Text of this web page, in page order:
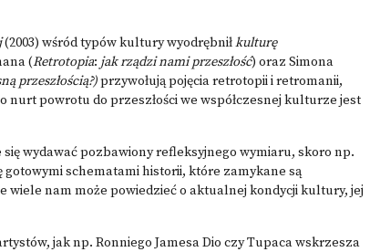
(2003) wśród typów kultury wyodrębniłkulturę
(Retrotopia: jak rządzi nami przeszłość) oraz Simona
przeszłością?)przywołują pojęcia retrotopii i retromanii,
nurt powrotu do przeszłości we współczesnej kulturze jest
wydawać pozbawiony refleksyjnego wymiaru, skoro np.
gotowymi schematami historii, które zamykane są
wiele nam może powiedzieć o aktualnej kondycji kultury, jej
jak np. Ronniego Jamesa Dio czy Tupaca wskrzesza